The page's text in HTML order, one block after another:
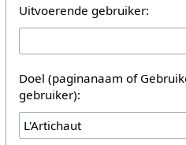
Uitvoerende gebruiker:
Doel (paginanaam of
gebruiker):